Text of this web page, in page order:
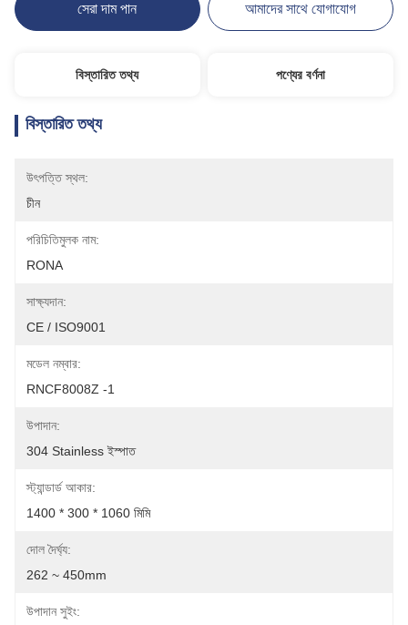
সেরা দাম পান আমাদের সাথে যোগাযোগ
বিস্তারিত তথ্য পণ্যের বর্ণনা
বিস্তারিত তথ্য
উৎপত্তি স্থল:
চীন
পরিচিতিমুলক নাম:
RONA
সাক্ষ্যদান:
CE / ISO9001
মডেল নম্বার:
RNCF8008Z -1
উপাদান:
304 Stainless ইস্পাত
স্ট্যান্ডার্ড আকার:
1400 * 300 * 1060 মিমি
দোল দৈর্ঘ্য:
262 ~ 450mm
উপাদান সুইং: